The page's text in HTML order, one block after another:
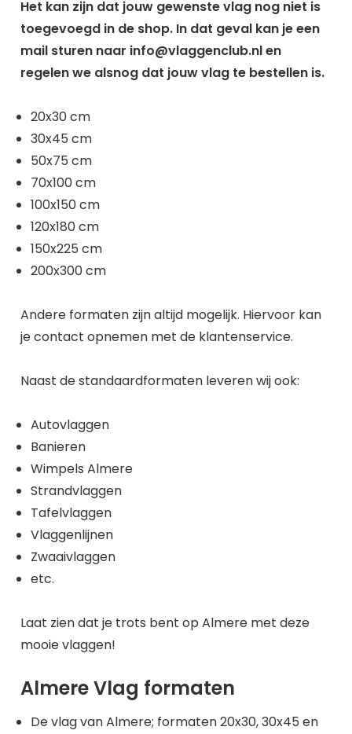
Het kan zijn dat jouw gewenste vlag nog niet is
toegevoegd in de shop. In dat geval kan je een
mail sturen naar info@vlaggenclub.nl en
regelen we alsnog dat jouw vlag te bestellen is.
20x30 cm
30x45 cm
50x75 cm
70x100 cm
100x150 cm
120x180 cm
150x225 cm
200x300 cm
Andere formaten zijn altijd mogelijk. Hiervoor kan
je contact opnemen met de klantenservice.
Naast de standaardformaten leveren wij ook:
Autovlaggen
Banieren
Wimpels Almere
Strandvlaggen
Tafelvlaggen
Vlaggenlijnen
Zwaaivlaggen
etc.
Laat zien dat je trots bent op Almere met deze
mooie vlaggen!
Almere Vlag formaten
De vlag van Almere; formaten 20x30, 30x45 en